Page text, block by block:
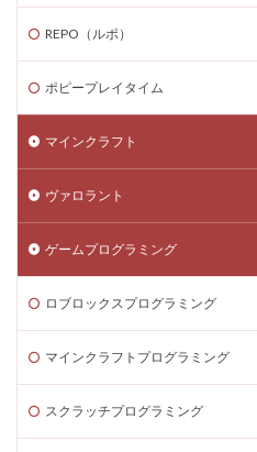
REPO（ルポ）
ポピープレイタイム
マインクラフト
ヴァロラント
ゲームプログラミング
ロブロックスプログラミング
マインクラフトプログラミング
スクラッチプログラミング